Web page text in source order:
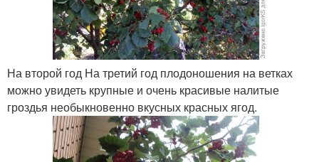
На второй год На третий год плодоношения на ветках
можно увидеть крупные и очень красивые налитые
гроздья необыкновенно вкусных красных ягод.